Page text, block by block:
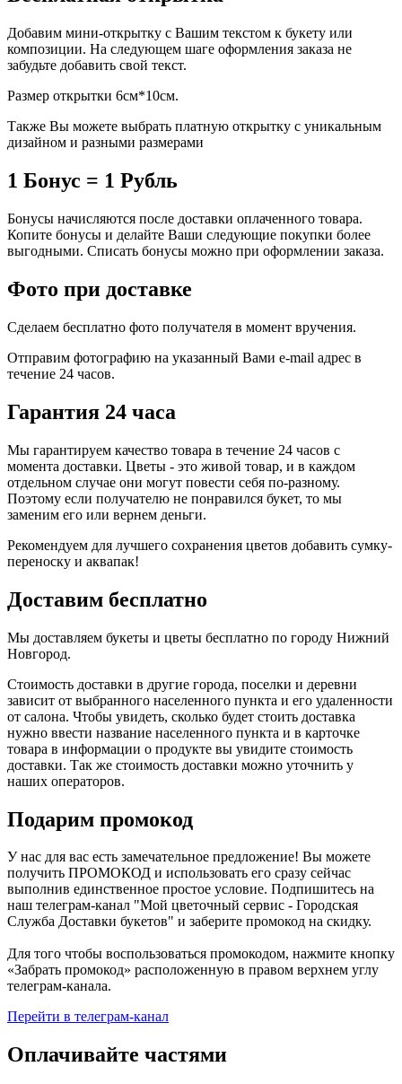
Добавим мини-открытку с Вашим текстом к букету или
композиции. На следующем шаге оформления заказа не
забудьте добавить свой текст.
Размер открытки 6см*10см.
Также Вы можете выбрать платную открытку с уникальным
дизайном и разными размерами
1 Бонус = 1 Рубль
Бонусы начисляются после доставки оплаченного товара.
Копите бонусы и делайте Ваши следующие покупки более
выгодными. Списать бонусы можно при оформлении заказа.
Фото при доставке
Сделаем бесплатно фото получателя в момент вручения.
Отправим фотографию на указанный Вами e-mail адрес в
течение 24 часов.
Гарантия 24 часа
Мы гарантируем качество товара в течение 24 часов с
момента доставки. Цветы - это живой товар, и в каждом
отдельном случае они могут повести себя по-разному.
Поэтому если получателю не понравился букет, то мы
заменим его или вернем деньги.
Рекомендуем для лучшего сохранения цветов добавить сумку-
переноску и аквапак!
Доставим бесплатно
Мы доставляем букеты и цветы бесплатно по городу Нижний
Новгород.
Стоимость доставки в другие города, поселки и деревни
зависит от выбранного населенного пункта и его удаленности
от салона. Чтобы увидеть, сколько будет стоить доставка
нужно ввести название населенного пункта и в карточке
товара в информации о продукте вы увидите стоимость
доставки. Так же стоимость доставки можно уточнить у
наших операторов.
Подарим промокод
У нас для вас есть замечательное предложение! Вы можете
получить ПРОМОКОД и использовать его сразу сейчас
выполнив единственное простое условие. Подпишитесь на
наш телеграм-канал "Мой цветочный сервис - Городская
Служба Доставки букетов" и заберите промокод на скидку.
Для того чтобы воспользоваться промокодом, нажмите кнопку
«Забрать промокод» расположенную в правом верхнем углу
телеграм-канала.
Перейти в телеграм-канал
Оплачивайте частями